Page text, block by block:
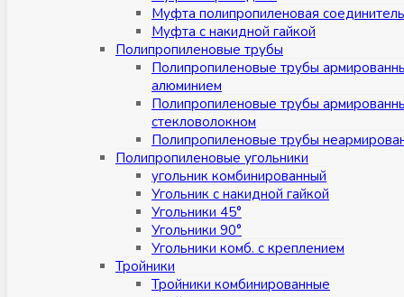
Муфта полипропиленовая
Муфта с накидной гайкой
Полипропиленовые трубы
Полипропиленовые трубы
алюминием
Полипропиленовые трубы
стекловолокном
Полипропиленовые трубы
Полипропиленовые угольники
угольник комбинированный
Угольник с накидной гайкой
Угольники 45°
Угольники 90°
Угольники комб. с креплением
Тройники
Тройники комбинированные